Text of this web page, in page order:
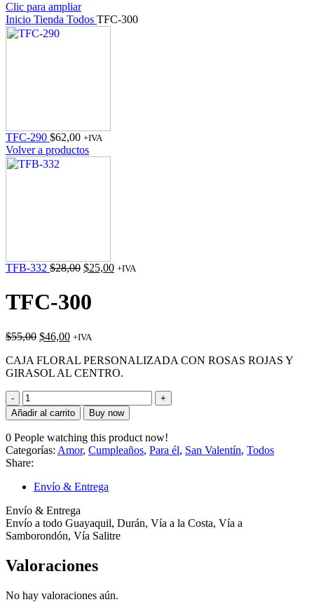
Clic para ampliar
Inicio Tienda Todos TFC-300
TFC-290 $62,00 +IVA
Volver a productos
TFB-332 $28,00 El
original
era:
$25,00El+IVA
TFC-300
$55,00 El
original
era:
$46,00El
actual
es:
+IVA
CAJA FLORAL PERSONALIZADA CON ROSAS ROJAS Y
GIRASOL AL CENTRO.
TFC-
300
cantidad
Añadir al carrito Buy now
0 People watching this product now!
Categorías: Amor, Cumpleaños, Para él, San Valentín, Todos
Share:
Envío & Entrega
Envío & Entrega
Envío a todo Guayaquil, Durán, Vía a la Costa, Vía a
Samborondón, Vía Salitre
Valoraciones
No hay valoraciones aún.